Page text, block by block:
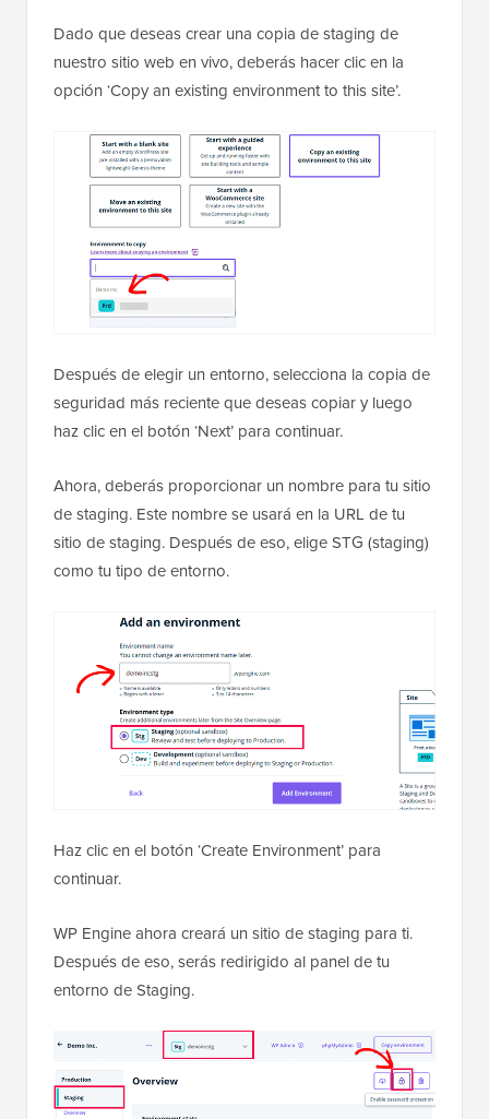
Dado que deseas crear una copia de staging de
nuestro sitio web en vivo, deberás hacer clic en la
opción ‘Copy an existing environment to this site’.
Después de elegir un entorno, selecciona la copia de
seguridad más reciente que deseas copiar y luego
haz clic en el botón ‘Next’ para continuar.
Ahora, deberás proporcionar un nombre para tu sitio
de staging. Este nombre se usará en la URL de tu
sitio de staging. Después de eso, elige STG (staging)
como tu tipo de entorno.
Haz clic en el botón ‘Create Environment’ para
continuar.
WP Engine ahora creará un sitio de staging para ti.
Después de eso, serás redirigido al panel de tu
entorno de Staging.